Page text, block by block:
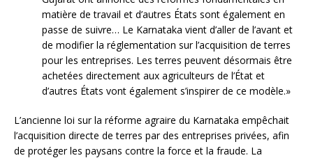
matière de travail et d’autres États sont également en
passe de suivre… Le Karnataka vient d’aller de l’avant et
de modifier la réglementation sur l’acquisition de terres
pour les entreprises. Les terres peuvent désormais être
achetées directement aux agriculteurs de l’État et
d’autres États vont également s’inspirer de ce modèle.»
L’ancienne loi sur la réforme agraire du Karnataka empêchait
l’acquisition directe de terres par des entreprises privées, afin
de protéger les paysans contre la force et la fraude. La